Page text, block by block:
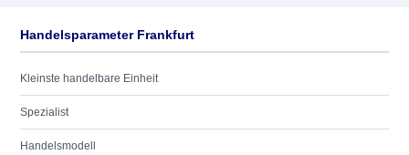
Handelsparameter Frankfurt
Kleinste handelbare Einheit
Spezialist
Handelsmodell